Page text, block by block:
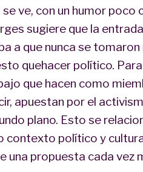
ve, con un humor poco
sugiere que la
a que nunca se
quehacer político.
que hacen como
apuestan por el
plano. Esto se
contexto político y
una propuesta cada vez